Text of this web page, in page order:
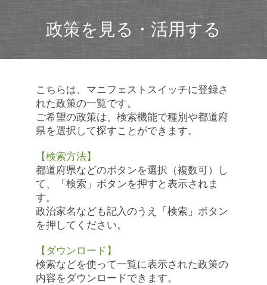
政策を見る・活用する
こちらは、マニフェストスイッチに登録さ
れた政策の一覧です。
ご希望の政策は、検索機能で種別や都道府
県を選択して探すことができます。
【検索方法】
都道府県などのボタンを選択（複数可）し
て、「検索」ボタンを押すと表示されま
す。
政治家名なども記入のうえ「検索」ボタン
を押してください。
【ダウンロード】
検索などを使って一覧に表示された政策の
内容をダウンロードできます。